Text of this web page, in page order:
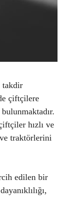
takdir
çiftçilere
hızlı ve
traktörlerini
edilen bir